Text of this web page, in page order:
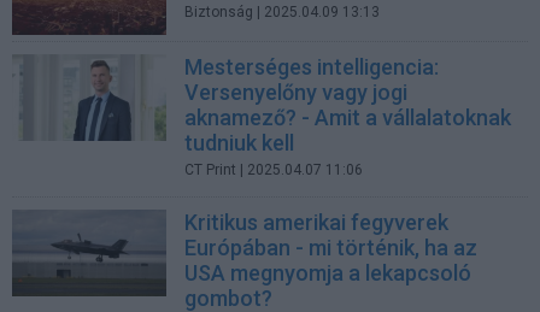
Biztonság | 2025.04.09 13:13
Mesterséges intelligencia:
Versenyelőny vagy jogi
aknamező? - Amit a vállalatoknak
tudniuk kell
CT Print | 2025.04.07 11:06
Kritikus amerikai fegyverek
Európában - mi történik, ha az
USA megnyomja a lekapcsoló
gombot?